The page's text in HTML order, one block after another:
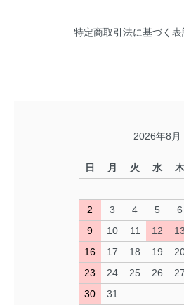
特定商取引法に基づく表
2026年8月
日 月 火 水 木
2
3 4 5 6
9
10 11 12 13
16
17 18 19
23
24 25 26 27
30
31